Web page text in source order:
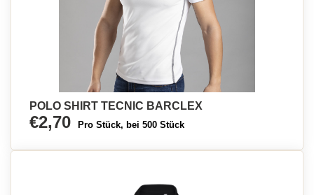
POLO SHIRT TECNIC BARCLEX
€2,70 Pro Stück, bei 500 Stück